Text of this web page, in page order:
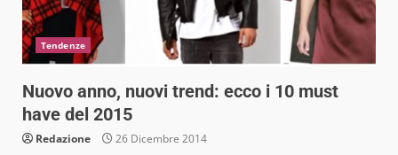
Tendenze
Nuovo anno, nuovi trend: ecco i 10 must
have del 2015
Redazione 26 Dicembre 2014